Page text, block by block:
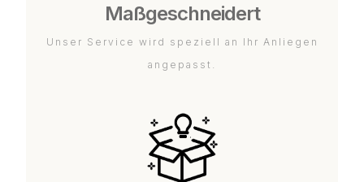
Maßgeschneidert
Unser Service wird speziell an Ihr Anliegen
angepasst.